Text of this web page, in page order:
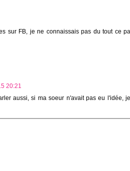
sur FB, je ne connaissais pas du tout ce
20:21
aussi, si ma soeur n'avait pas eu l'idée,